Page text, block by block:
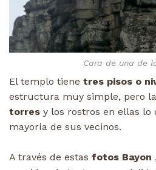
Cara de una de
El templo tiene tres pisos o
estructura muy simple, pero la
torres y los rostros en ellas lo
mayoría de sus vecinos.
A través de estas fotos Bayon